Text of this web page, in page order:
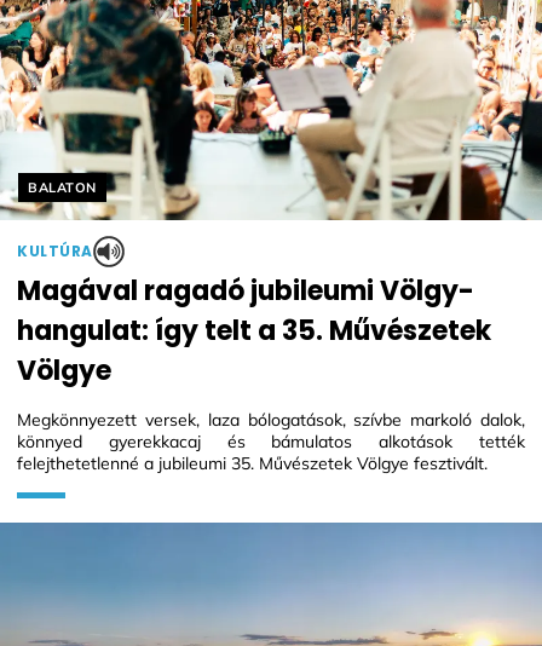
Helyszín címkék:
BALATON
KULTÚRA
Magával ragadó jubileumi Völgy-
hangulat: így telt a 35. Művészetek
Völgye
Megkönnyezett versek, laza bólogatások, szívbe markoló dalok,
könnyed gyerekkacaj és bámulatos alkotások tették
felejthetetlenné a jubileumi 35. Művészetek Völgye fesztivált.